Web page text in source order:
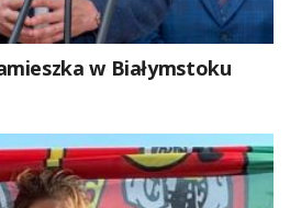
w Białymstoku